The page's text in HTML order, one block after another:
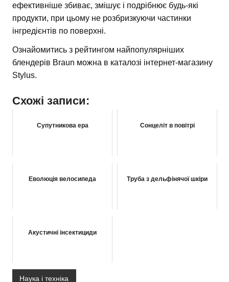
ефективніше збиває, змішує і подрібнює будь-які
продукти, при цьому не розбризкуючи частинки
інгредієнтів по поверхні.
Ознайомитись з рейтингом найпопулярніших
блендерів Braun можна в каталозі інтернет-магазину
Stylus.
Схожі записи:
Супутникова ера Сонцеліт в повітрі
Еволюція велосипеда Труба з дельфінячої шкіри
Акустичні інсектициди
Наука і техніка